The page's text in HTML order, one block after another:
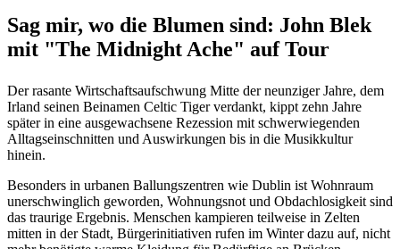
Sag mir, wo die Blumen sind: John Blek
mit "The Midnight Ache" auf Tour
Der rasante Wirtschaftsaufschwung Mitte der neunziger Jahre, dem
Irland seinen Beinamen Celtic Tiger verdankt, kippt zehn Jahre
später in eine ausgewachsene Rezession mit schwerwiegenden
Alltagseinschnitten und Auswirkungen bis in die Musikkultur
hinein.
Besonders in urbanen Ballungszentren wie Dublin ist Wohnraum
unerschwinglich geworden, Wohnungsnot und Obdachlosigkeit sind
das traurige Ergebnis. Menschen kampieren teilweise in Zelten
mitten in der Stadt, Bürgerinitiativen rufen im Winter dazu auf, nicht